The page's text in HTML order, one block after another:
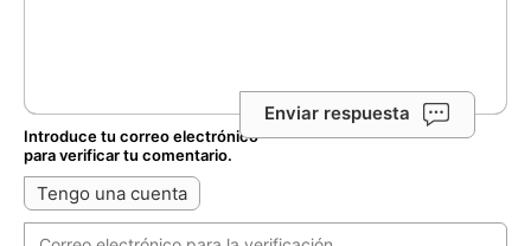
Enviar respuesta
Introduce tu correo electrónico
para verificar tu comentario.
Tengo una cuenta